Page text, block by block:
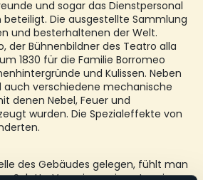
und sogar das Dienstpersonal
Die ausgestellte Sammlung
und besterhaltenen der Welt.
der Bühnenbildner des Teatro alla
1830 für die Familie Borromeo
und Kulissen. Neben
auch verschiedene mechanische
denen Nebel, Feuer und
wurden. Die Spezialeffekte von
des Gebäudes gelegen, fühlt man